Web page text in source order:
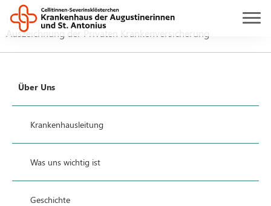
Home Über uns
Nachrichten
Auszeichnung der Privaten Krankenversicherung
Über Uns
Krankenhausleitung
Was uns wichtig ist
Geschichte